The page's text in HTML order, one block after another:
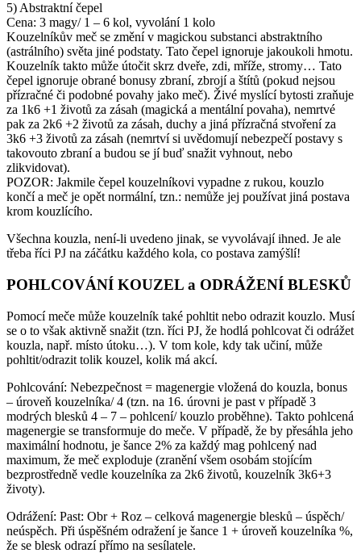
5) Abstraktní čepel
Cena: 3 magy/ 1 – 6 kol, vyvolání 1 kolo
Kouzelníkův meč se změní v magickou substanci abstraktního
(astrálního) světa jiné podstaty. Tato čepel ignoruje jakoukoli hmotu.
Kouzelník takto může útočit skrz dveře, zdi, mříže, stromy… Tato
čepel ignoruje obrané bonusy zbraní, zbrojí a štítů (pokud nejsou
přízračné či podobné povahy jako meč). Živé myslící bytosti zraňuje
za 1k6 +1 životů za zásah (magická a mentální povaha), nemrtvé
pak za 2k6 +2 životů za zásah, duchy a jiná přízračná stvoření za
3k6 +3 životů za zásah (nemrtví si uvědomují nebezpečí postavy s
takovouto zbraní a budou se jí buď snažit vyhnout, nebo
zlikvidovat).
POZOR: Jakmile čepel kouzelníkovi vypadne z rukou, kouzlo
končí a meč je opět normální, tzn.: nemůže jej používat jiná postava
krom kouzlícího.
Všechna kouzla, není-li uvedeno jinak, se vyvolávají ihned. Je ale
třeba říci PJ na záčátku každého kola, co postava zamýšlí!
POHLCOVÁNÍ KOUZEL a ODRÁŽENÍ BLESKŮ
Pomocí meče může kouzelník také pohltit nebo odrazit kouzlo. Musí
se o to však aktivně snažit (tzn. říci PJ, že hodlá pohlcovat či odrážet
kouzla, např. místo útoku…). V tom kole, kdy tak učiní, může
pohltit/odrazit tolik kouzel, kolik má akcí.
Pohlcování: Nebezpečnost = magenergie vložená do kouzla, bonus
– úroveň kouzelníka/ 4 (tzn. na 16. úrovni je past v případě 3
modrých blesků 4 – 7 – pohlcení/ kouzlo proběhne). Takto pohlcená
magenergie se transformuje do meče. V případě, že by přesáhla jeho
maximální hodnotu, je šance 2% za každý mag pohlcený nad
maximum, že meč exploduje (zranění všem osobám stojícím
bezprostředně vedle kouzelníka za 2k6 životů, kouzelník 3k6+3
životy).
Odrážení: Past: Obr + Roz – celková magenergie blesků – úspěch/
neúspěch. Při úspěšném odražení je šance 1 + úroveň kouzelníka %,
že se blesk odrazí přímo na sesílatele.